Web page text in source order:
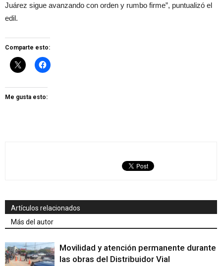
Juárez sigue avanzando con orden y rumbo firme”, puntualizó el
edil.
Comparte esto:
Me gusta esto:
Artículos relacionados
Más del autor
Movilidad y atención permanente durante
las obras del Distribuidor Vial